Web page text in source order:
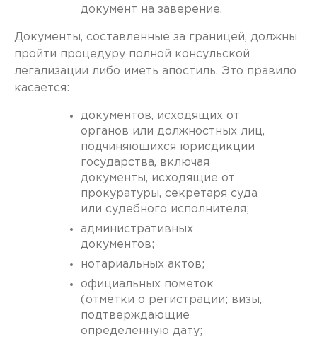
документ на заверение.
Документы, составленные за границей, должны
пройти процедуру полной консульской
легализации либо иметь апостиль. Это правило
касается:
документов, исходящих от
органов или должностных лиц,
подчиняющихся юрисдикции
государства, включая
документы, исходящие от
прокуратуры, секретаря суда
или судебного исполнителя;
административных
документов;
нотариальных актов;
официальных пометок
(отметки о регистрации; визы,
подтверждающие
определенную дату;